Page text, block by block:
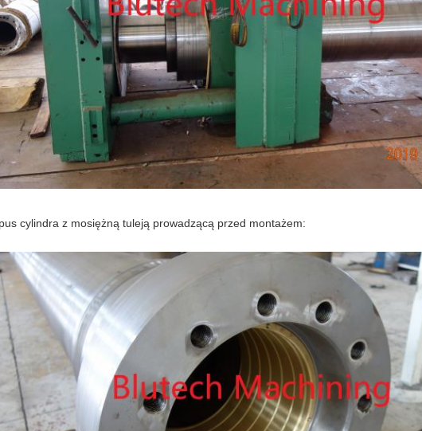
cylindra z mosiężną tuleją prowadzącą przed montażem: